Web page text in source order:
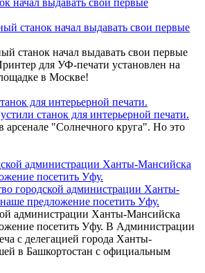
станок начал выдавать свои первые
станок начал выдавать свои первые
для УФ-печати установлен на
в Москве!
станок для интерьерной печати.
"Солнечного круга". Но это
городской администрации Ханты-
предложение посетить Уфу.
администрации Ханты-Мансийска
посетить Уфу. В Администрации
с делегацией города Ханты-
в Башкортостан с официальным